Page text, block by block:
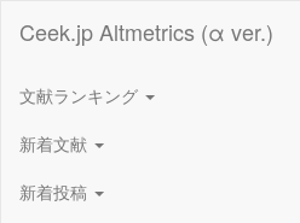
Ceek.jp Altmetrics (α ver.)
文献ランキング
新着文献
新着投稿